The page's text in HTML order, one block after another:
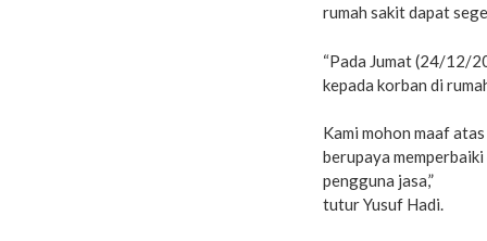
rumah sakit dapat
“Pada Jumat (24/12/
kepada korban di
Kami mohon maaf
berupaya
pengguna jasa,”
tutur Yusuf Hadi.